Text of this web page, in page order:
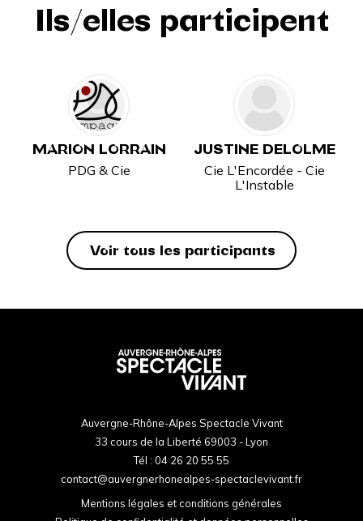
Ils/elles participent
MARION LORRAIN
PDG & Cie
JUSTINE DELOLME
Cie L'Encordée - Cie
L'Instable
Voir tous les participants
Auvergne-Rhône-Alpes Spectacle Vivant
33 cours de la Liberté 69003 - Lyon
Tél : 04 26 20 55 55
contact@auvergnerhonealpes-spectaclevivant.fr
Mentions légales et conditions générales